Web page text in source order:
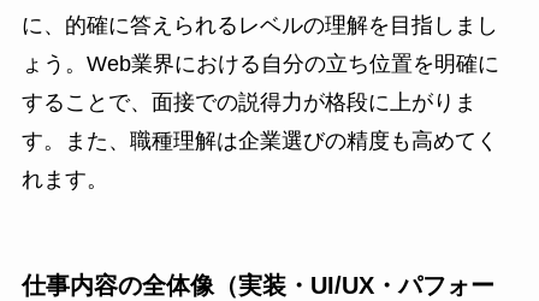
に、的確に答えられるレベルの理解を目指しまし
ょう。Web業界における自分の立ち位置を明確に
することで、面接での説得力が格段に上がりま
す。また、職種理解は企業選びの精度も高めてく
れます。
仕事内容の全体像（実装・UI/UX・パフォー